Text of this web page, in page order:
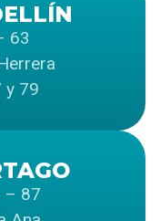
63
y 79
– 87